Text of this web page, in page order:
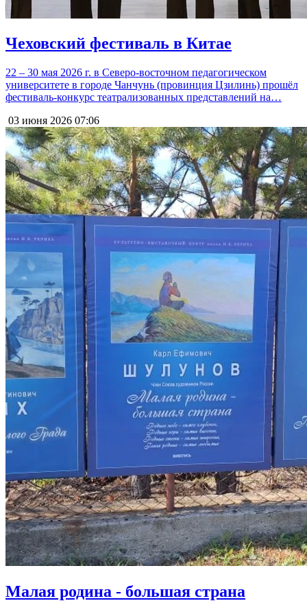
Чеховский фестиваль в Китае
22 – 30 мая 2026 г. в Северо-восточном педагогическом
университете в городе Чанчунь (провинция Цзилинь) прошёл
фестиваль-конкурс театрализованных представлений на…
03 июня 2026 07:06
Малая родина - большая страна